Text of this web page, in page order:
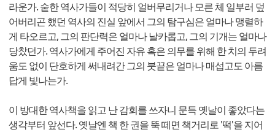
라운가. 숱한 역사가들이 적당히 얼버무리거나 모른 체 일부러 덮
어버리곤 했던 역사의 진실 앞에서 그의 탐구심은 얼마나 맹렬하
게 타오르고, 그의 판단력은 얼마나 날카롭고, 그의 기개는 얼마나
당찼던가. 역사가에게 주어진 자유 혹은 의무를 위해 한 치의 두려
움도 없이 단호하게 써내려간 그의 붓끝은 얼마나 매섭고도 아름
답게 빛나는가.
이 방대한 역사책을 읽고 난 감회를 쓰자니 문득 옛날이 좋았다는
생각부터 앞선다. 옛날엔 책 한 권을 뚝 떼면 책거리로 '떡'을 지어